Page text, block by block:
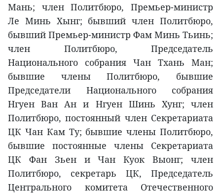
Мань; член Политбюро, Премьер-министр
Ле Минь Хынг; бывший член Политбюро,
бывший Премьер-министр Фам Минь Тьинь;
член Политбюро, Председатель
Национального собрания Чан Тхань Ман;
бывшие члены Политбюро, бывшие
Председатели Национального собрания
Нгуен Ван Ан и Нгуен Шинь Хунг; член
Политбюро, постоянный член Секретариата
ЦК Чан Кам Ту; бывшие члены Политбюро,
бывшие постоянные члены Секретариата
ЦК Фан Зьен и Чан Куок Выонг; член
Политбюро, секретарь ЦК, Председатель
Центрального комитета Отечественного